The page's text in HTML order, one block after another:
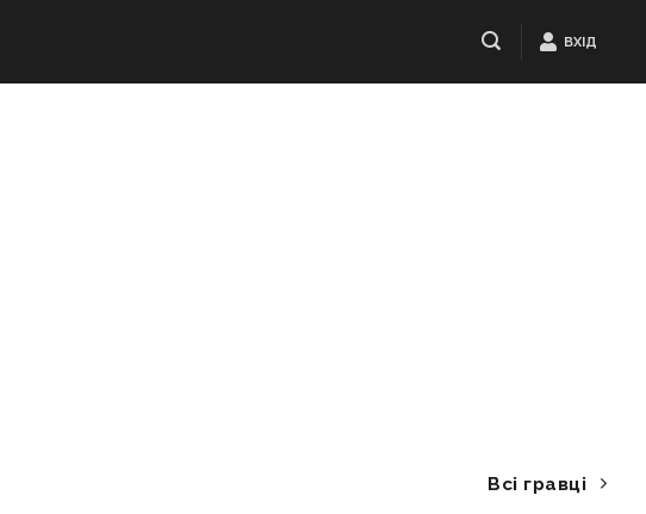
ВХІД
Всі гравці